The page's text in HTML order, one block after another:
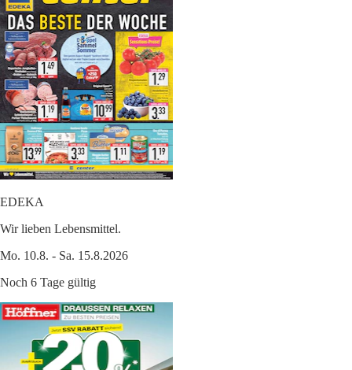
EDEKA
Wir lieben Lebensmittel.
Mo. 10.8. - Sa. 15.8.2026
Noch 6 Tage gültig